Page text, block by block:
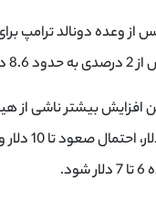
رسید.
افزایش بیشتر ناشی
حفظ